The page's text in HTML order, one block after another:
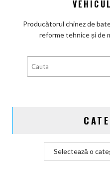
Producătorul chinez de
reforme tehnice și de